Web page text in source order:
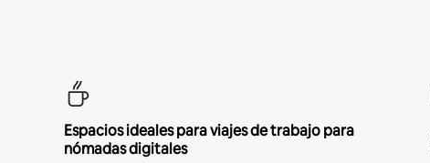
Espacios ideales para viajes de trabajo para
nómadas digitales